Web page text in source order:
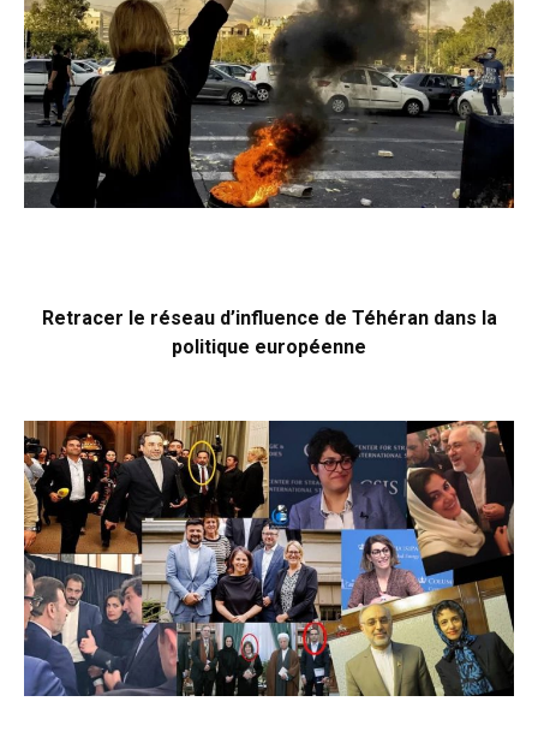
Retracer le réseau d’influence de Téhéran dans la
politique européenne